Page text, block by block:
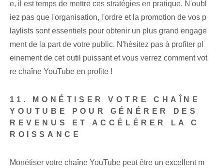
e, il est temps de mettre ces stratégies en pratique. N'oubl
iez pas que l'organisation, l'ordre et la promotion de vos p
laylists sont essentiels pour obtenir un plus grand engage
ment de la part de votre public. N'hésitez pas à profiter pl
einement de cet outil puissant et vous verrez comment vot
re chaîne YouTube en profite !
11. MONÉTISER VOTRE CHAÎNE
YOUTUBE POUR GÉNÉRER DES
REVENUS ET ACCÉLÉRER LA C
ROISSANCE
Monétiser votre chaîne YouTube peut être un excellent m